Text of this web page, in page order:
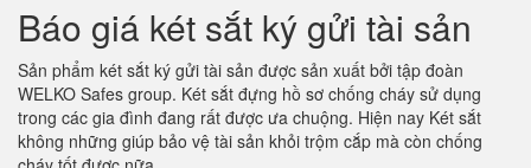
Báo giá két sắt ký gửi tài sản
Sản phẩm két sắt ký gửi tài sản được sản xuất bởi tập đoàn
WELKO Safes group. Két sắt đựng hồ sơ chống cháy sử dụng
trong các gia đình đang rất được ưa chuộng. Hiện nay Két sắt
không những giúp bảo vệ tài sản khỏi trộm cắp mà còn chống